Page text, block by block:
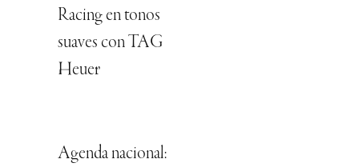
Racing en tonos
suaves con TAG
Heuer
Agenda nacional: